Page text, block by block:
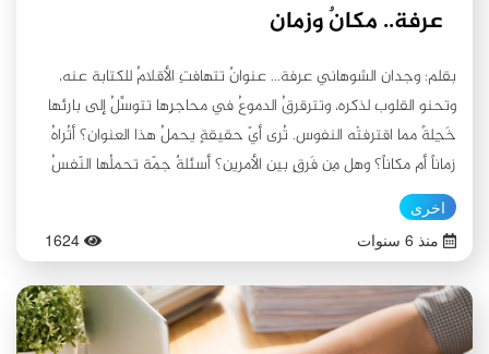
عرفة.. مكانٌ وزمان
بقلم: وجدان الشوهاني عرفة... عنوانٌ تتهافتِ الأقلامُ للكتابة عنه،
وتحنو القلوب لذكره، وتترقرقُ الدموعُ في محاجرِها تتوسَّلُ إلى بارئها
خَجِلةً مما اقترفتْه النفوس. تُرى أيّ حقيقةٍ يحملُ هذا العنوان؟ أتُراهُ
زماناً أم مكاناً؟ وهل مِن فَرقٍ بين الأمرين؟ أسئلةٌ جمّة تحملُها النّفسُ
التي تعشقُ الغوصَ في حقائقِ المفاهيم، كم مرة منعتُها ولكن دون
جدوى، فهي تأبى ذلك المنع. وها أنا أقِفُ بين يديّ ذلك المفهوم
العجيب، الذي بعدَ عناءِ البحثِ وجدتُه قد جمعَ بين الزمان والمكان،
لأخاطبه مخاطبةَ العاقلِ للعاقل، وأفتحُ معه آفاقَ المعارف، لنعيَ جيدًا
حقيقته، فالوعيُّ قائد؛ وكلّما عرفنا حقائقَ مفاهيمنا الإسلامية تصلّبت
عقيدتُنا، وعجزتِ الأعداءُ عن النيلِ منّا. تُرى كيف جمعَ بين الزمان
اخرى
منذ 6 سنوات
1624